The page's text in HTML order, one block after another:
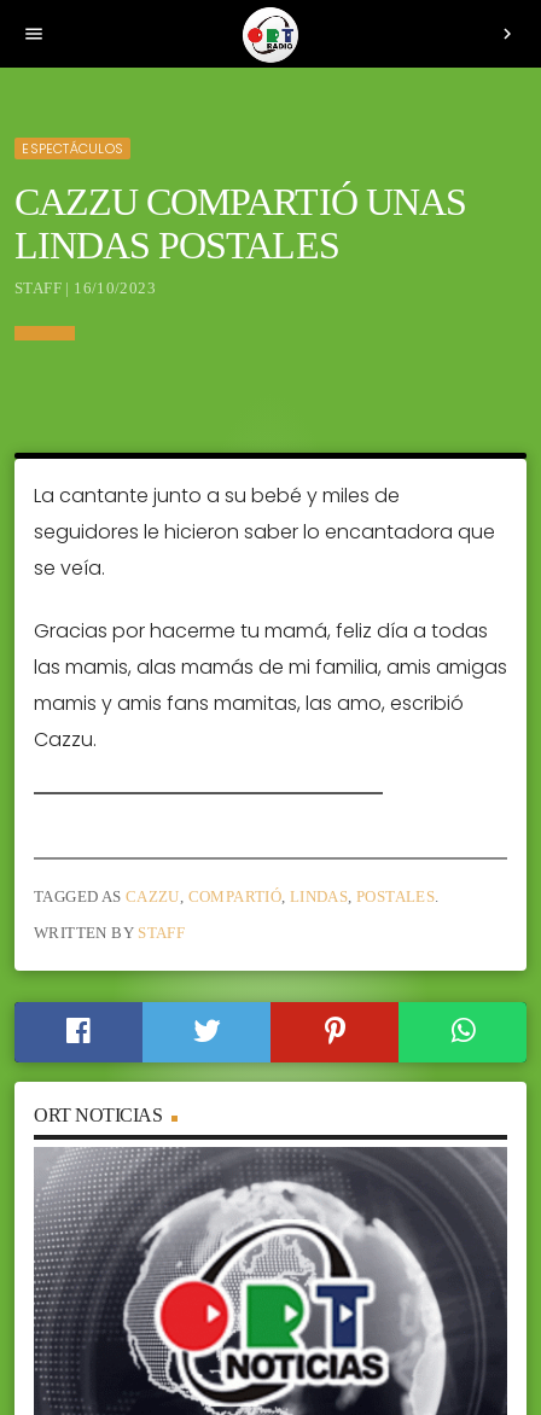
menu chevron_right
ESPECTÁCULOS
CAZZU COMPARTIÓ UNAS
LINDAS POSTALES
STAFF | 16/10/2023
La cantante junto a su bebé y miles de
seguidores le hicieron saber lo encantadora que
se veía.
Gracias por hacerme tu mamá, feliz día a todas
las mamis, alas mamás de mi familia, amis amigas
mamis y amis fans mamitas, las amo, escribió
Cazzu.
TAGGED AS CAZZU, COMPARTIÓ, LINDAS,POSTALES.
WRITTEN BY STAFF
ORT NOTICIAS